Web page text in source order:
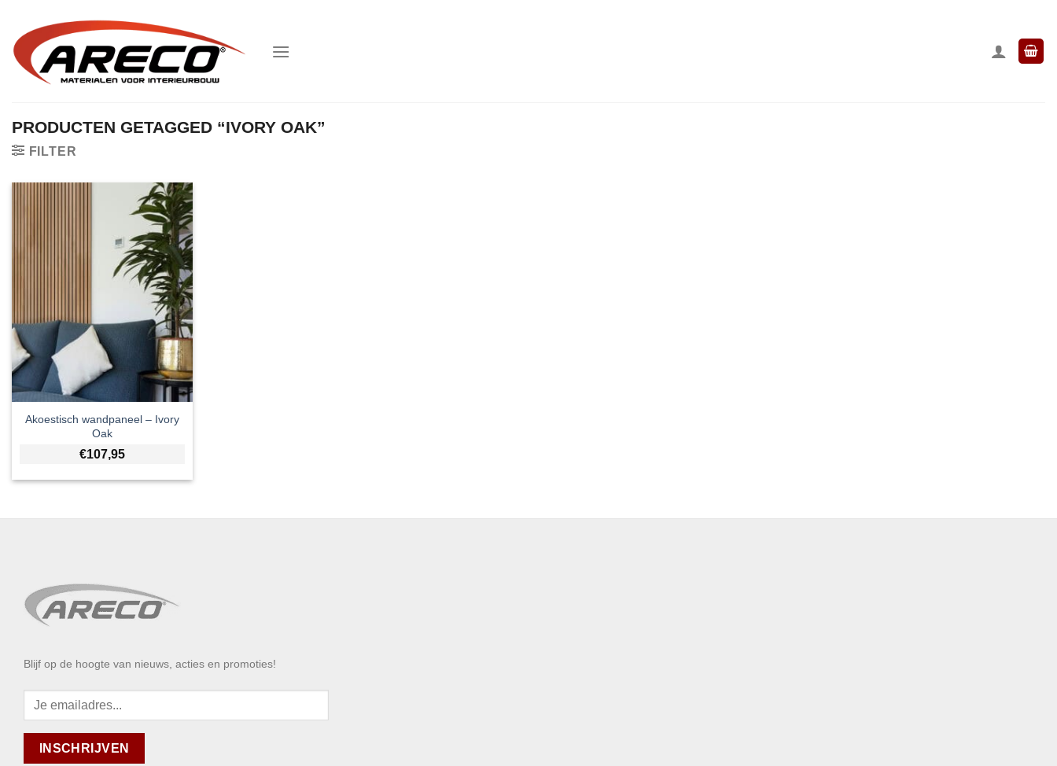
inhoud
PRODUCTEN GETAGGED “IVORY OAK”
FILTER
Akoestisch wandpaneel – Ivory
Oak
€107,95
Blijf op de hoogte van nieuws, acties en promoties!